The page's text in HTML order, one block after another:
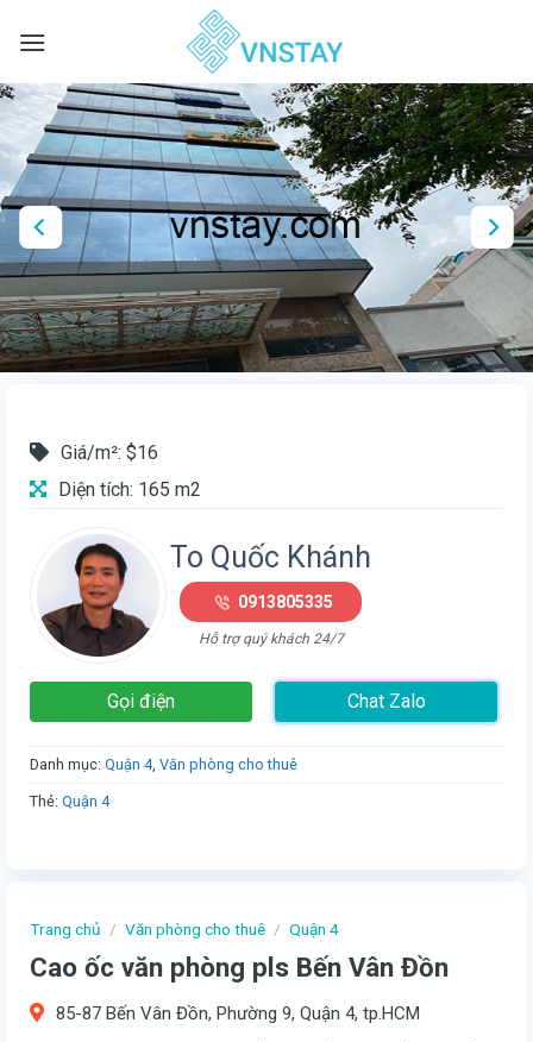
Trang chủ / Văn phòng cho thuê / Quận 4
Cao ốc văn phòng pls Bến Vân Đồn
85-87 Bến Vân Đồn, Phường 9, Quận 4, tp.HCM
Giá/m²: $16
Diện tích: 165 m2
To Quốc Khánh
0913805335
Hỗ trợ quý khách 24/7
Gọi điện Chat Zalo
Danh mục: Quận 4, Văn phòng cho thuê
Thẻ: Quận 4